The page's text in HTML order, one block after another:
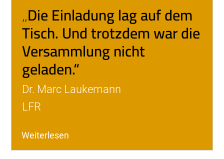
„Die Einladung lag auf dem
Tisch. Und trotzdem war die
Versammlung nicht
geladen.“
Dr. Marc Laukemann
LFR
Weiterlesen